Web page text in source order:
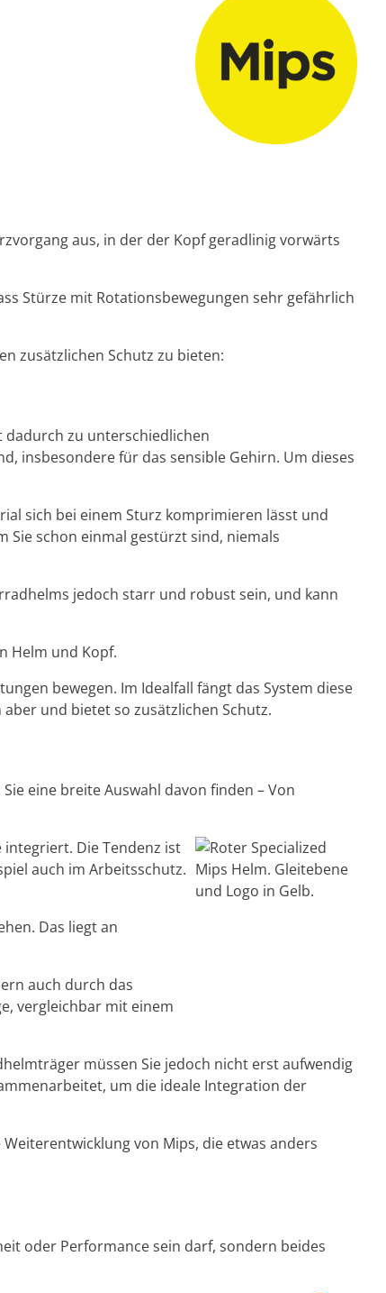
aus, in der der Kopf geradlinig vorwärts
Stürze mit Rotationsbewegungen sehr gefährlich
zusätzlichen Schutz zu bieten:
dadurch zu unterschiedlichen
insbesondere für das sensible Gehirn. Um dieses
sich bei einem Sturz komprimieren lässt und
Sie schon einmal gestürzt sind, niemals
jedoch starr und robust sein, und kann
Helm und Kopf.
bewegen. Im Idealfall fängt das System diese
und bietet so zusätzlichen Schutz.
eine breite Auswahl davon finden – Von
integriert. Die Tendenz ist
auch im Arbeitsschutz.
Das liegt an
auch durch das
vergleichbar mit einem
müssen Sie jedoch nicht erst aufwendig
um die ideale Integration der
von Mips, die etwas anders
oder Performance sein darf, sondern beides